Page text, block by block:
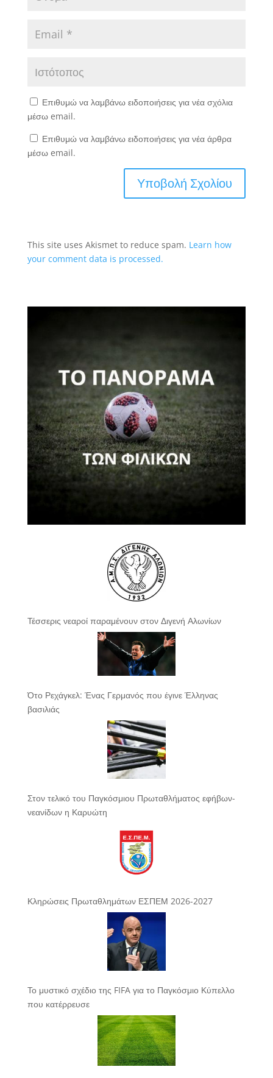
Επιθυμώ να λαμβάνω ειδοποιήσεις για νέα σχόλια
μέσω email.
Επιθυμώ να λαμβάνω ειδοποιήσεις για νέα άρθρα
μέσω email.
This site uses Akismet to reduce spam. Learn how
your comment data is processed.
Τέσσερις νεαροί παραμένουν στον Διγενή Αλωνίων
Ότο Ρεχάγκελ: Ένας Γερμανός που έγινε Έλληνας
βασιλιάς
Στον τελικό του Παγκόσμιου Πρωταθλήματος εφήβων-
νεανίδων η Καρυώτη
Κληρώσεις Πρωταθλημάτων ΕΣΠΕΜ 2026-2027
Το μυστικό σχέδιο της FIFA για το Παγκόσμιο Κύπελλο
που κατέρρευσε